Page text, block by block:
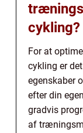
cykling?
For at
cykling er
egenskaber
efter din
gradvis
af